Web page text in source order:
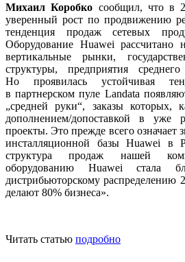
Михаил Коробко сообщил, что в
уверенный рост по продвижению
тенденция продаж сетевых
Оборудование Huawei рассчитано
вертикальные рынки,
структуры, предприятия
Но проявилась устойчивая
в партнерском пуле Landata
„средней руки“, заказы которых,
дополнением/допоставкой в уже
проекты. Это прежде всего означает
инсталляционной базы Huawei в
структура продаж нашей
оборудованию Huawei стала
дистрибьюторскому распределению
делают 80% бизнеса».
Читать статью подробно